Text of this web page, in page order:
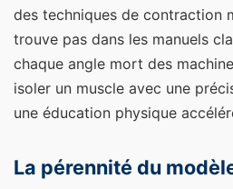
des techniques de contraction
trouve pas dans les manuels
chaque angle mort des
isoler un muscle avec une
une éducation physique
La pérennité du